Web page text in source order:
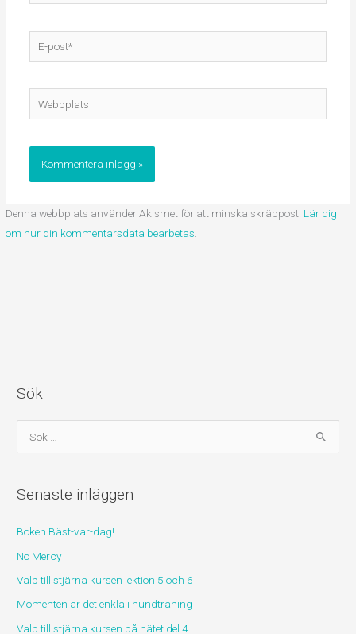
post*
Webbplats
Denna webbplats använder Akismet för att minska skräppost. Lär dig
om hur din kommentarsdata bearbetas.
Sök
ö
e
t
e
r
:
Senaste inläggen
Boken Bäst-var-dag!
No Mercy
Valp till stjärna kursen lektion 5 och 6
Momenten är det enkla i hundträning
Valp till stjärna kursen på nätet del 4